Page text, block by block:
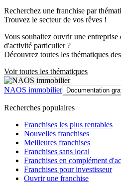
Recherchez une franchise par
Trouvez le secteur de vos rêves !
Vous souhaitez ouvrir une entreprise
d'activité particulier ?
Découvrez toutes les thématiques
Voir toutes les thématiques
NAOS immobilier Documentation
Recherches populaires
Franchises les plus rentables
Nouvelles franchises
Meilleures franchises
Franchises sans local
Franchises en complément
Franchises pour investisseur
Ouvrir une franchise